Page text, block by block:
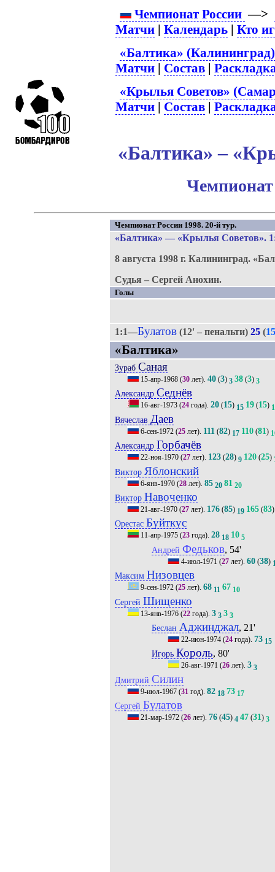
Чемпионат России —>
Матчи |Календарь |Кто
«Балтика»
Матчи | Состав |
«Крылья Советов»
Матчи | Состав |
«Балтика» –
Чемпионат
Чемпионат России 1998. 20-й тур.
«Балтика» — «Крылья Советов».
8 августа 1998 г. Калининград.
Судья – Сергей Анохин.
Голы
1:1—Булатов(12' – пенальти) 25(15
«Балтика»
Зураб Саная
15-апр-1968(30лет). 40(3) 3 38(3) 3
Александр Седнёв
16-авг-1973(24года). 20(15) 15 19(15)
Вячеслав Даев
6-сен-1972(25лет). 111 (82) 17 110(81)
Александр Горбачёв
22-ноя-1970(27лет). 123(28) 9 120(25)
Виктор Яблонский
6-янв-1970(28лет). 85 20 81 20
Виктор Навоченко
21-авг-1970(27лет). 176(85) 19 165(83)
Орестас Буйткус
11-апр-1975(23года). 28 18 10 5
Андрей Федьков, 54'
4-июл-1971 (27 лет).60 (38)
Максим Низовцев
9-сен-1972(25лет). 68 11 67 10
Сергей Шищенко
13-янв-1976(22года). 3 3 3 3
Беслан Аджинджал, 21'
22-июн-1974 (24 года).73 15
Игорь Король, 80'
26-авг-1971 (26 лет).3 3
Дмитрий Силин
9-июл-1967(31 год). 82 18 73 17
Сергей Булатов
21-мар-1972(26лет). 76(45) 4 47(31) 3